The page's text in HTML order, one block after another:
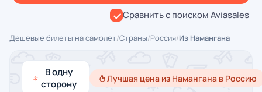
Сравнить с поиском Aviasales
Дешевые билеты на самолет/Страны/Россия/Из Намангана
В одну
сторону
Лучшая цена из Намангана в Россию